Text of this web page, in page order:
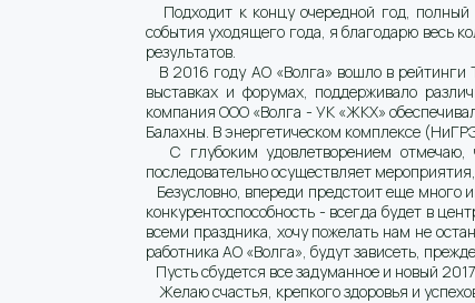
Подходит к концу очередной год,
события уходящего года, я благодарю весь
результатов.
В 2016 году АО «Волга» вошло в
выставках и форумах, поддерживало
компания ООО «Волга - УК «ЖКХ»
Балахны. В энергетическом комплексе
С глубоким удовлетворением отмечаю,
последовательно осуществляет
Безусловно, впереди предстоит еще много
конкурентоспособность - всегда будет в
всеми праздника, хочу пожелать нам не
работника АО «Волга», будут зависеть,
Пусть сбудется все задуманное и новый
Желаю счастья, крепкого здоровья и